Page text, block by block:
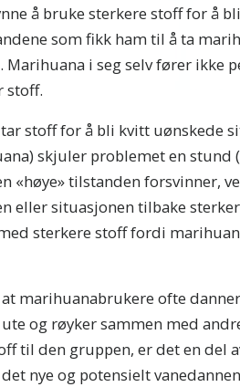
å bruke sterkere stoff for å
som fikk ham til å ta
Marihuana i seg selv fører ikke
stoff.
stoff for å bli kvitt uønskede
skjuler problemet en stund
«høye» tilstanden forsvinner,
eller situasjonen tilbake
sterkere stoff fordi
marihuanabrukere ofte
og røyker sammen med
til den gruppen, er det en del
nye og potensielt